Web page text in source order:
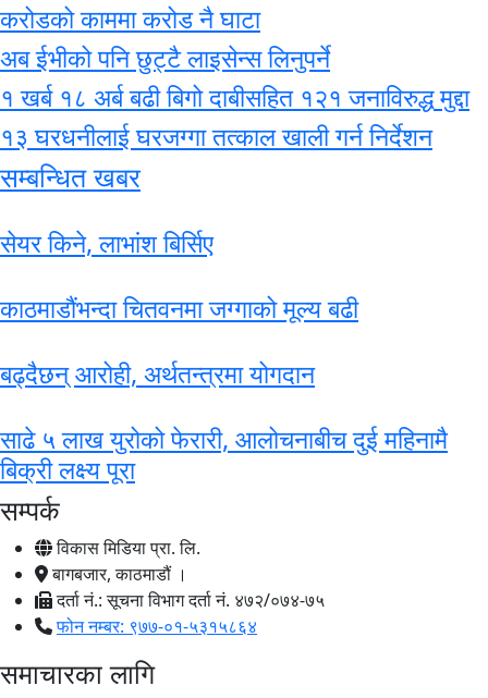
करोडको काममा करोड नै घाटा
अब ईभीको पनि छुट्टै लाइसेन्स लिनुपर्ने
१ खर्ब १८ अर्ब बढी बिगो दाबीसहित १२१ जनाविरुद्ध मुद्दा
१३ घरधनीलाई घरजग्गा तत्काल खाली गर्न निर्देशन
सम्बन्धित खबर
सेयर किने, लाभांश बिर्सिए
काठमाडौंभन्दा चितवनमा जग्गाको मूल्य बढी
बढ्दैछन् आरोही, अर्थतन्त्रमा योगदान
साढे ५ लाख युरोको फेरारी, आलोचनाबीच दुई महिनामै
बिक्री लक्ष्य पूरा
सम्पर्क
विकास मिडिया प्रा. लि.
बागबजार, काठमाडौं ।
दर्ता नं.: सूचना विभाग दर्ता नं. ४७२/०७४-७५
फोन नम्बर: ९७७-०१-५३१५८६४
समाचारका लागि